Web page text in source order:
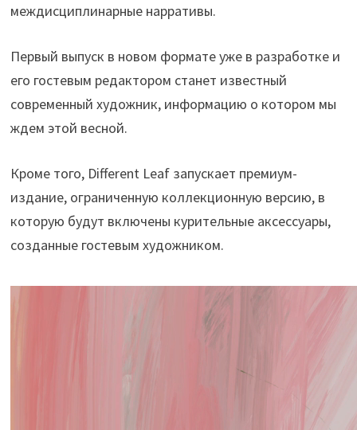
междисциплинарные нарративы.
Первый выпуск в новом формате уже в разработке и
его гостевым редактором станет известный
современный художник, информацию о котором мы
ждем этой весной.
Кроме того, Different Leaf запускает премиум-
издание, ограниченную коллекционную версию, в
которую будут включены курительные аксессуары,
созданные гостевым художником.